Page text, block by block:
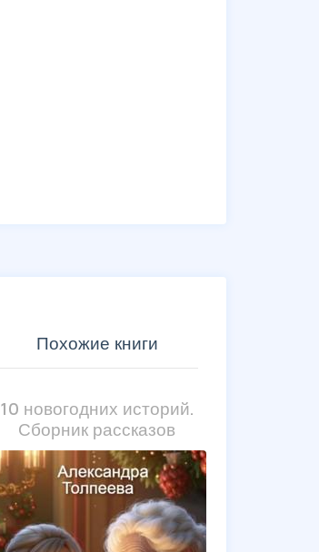
Похожие книги
10 новогодних историй.
Сборник рассказов